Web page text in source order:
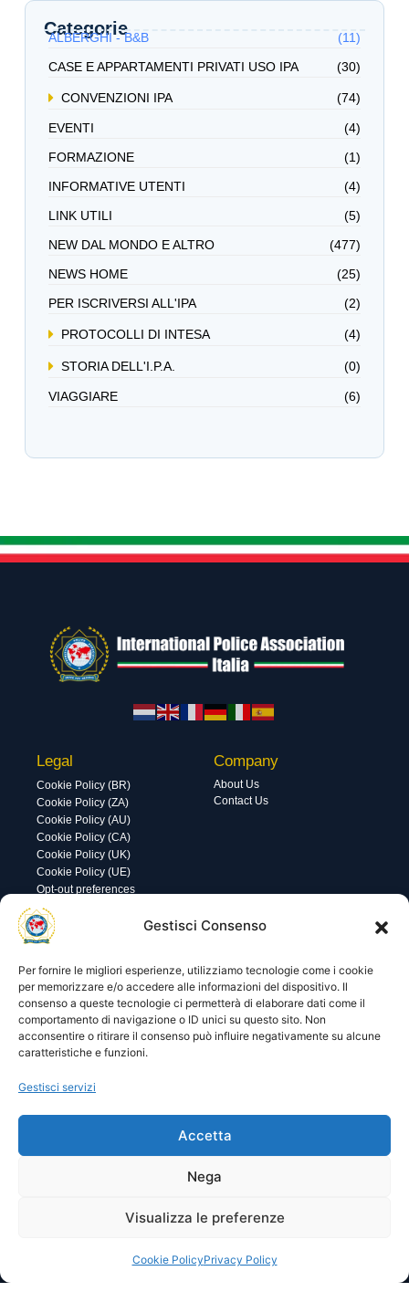
Gestisci Consenso
Per fornire le migliori esperienze, utilizziamo tecnologie come i cookie
per memorizzare e/o accedere alle informazioni del dispositivo. Il
consenso a queste tecnologie ci permetterà di elaborare dati come il
comportamento di navigazione o ID unici su questo sito. Non
acconsentire o ritirare il consenso può influire negativamente su alcune
caratteristiche e funzioni.
Gestisci servizi
Accetta
Nega
Visualizza le preferenze
Cookie PolicyPrivacy Policy
Categorie
ALBERGHI - B&B
(11)
CASE E APPARTAMENTI PRIVATI USO IPA
(30)
CONVENZIONI IPA (74)
EVENTI
(4)
FORMAZIONE
(1)
INFORMATIVE UTENTI
(4)
LINK UTILI
(5)
NEW DAL MONDO E ALTRO
(477)
NEWS HOME
(25)
PER ISCRIVERSI ALL'IPA
(2)
PROTOCOLLI DI INTESA (4)
STORIA DELL'I.P.A. (0)
VIAGGIARE (6)
Legal
Cookie Policy (BR)
Cookie Policy (ZA)
Cookie Policy (AU)
Cookie Policy (CA)
Cookie Policy (UK)
Cookie Policy (UE)
Opt-out preferences
Company
About Us
Contact Us
Utility
Visite di oggi: 5
Visite totali: 13046
Area gestione
Password
© 2025 I.P.A. Italia E.T.S. n. 36463 – Via Niccolò Copernico nr.
ipaitalia@pec.ipa-italia.it –Powered by